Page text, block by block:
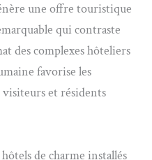
une offre touristique
qui contraste
des complexes hôteliers
favorise les
visiteurs et résidents
de charme installés